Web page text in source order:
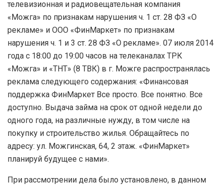
телевизионная и радиовещательная компания
«Можга» по признакам нарушения ч. 1 ст. 28 ФЗ «О
рекламе» и ООО «ФинМаркет» по признакам
нарушения ч. 1 и 3 ст. 28 ФЗ «О рекламе». 07 июля 2014
года с 18:00 до 19:00 часов на телеканалах ТРК
«Можга» и «ТНТ» (8 ТВК) в г. Можге распространялась
реклама следующего содержания: «Финансовая
поддержка ФинМаркет Все просто. Все понятно. Все
доступно. Выдача займа на срок от одной недели до
одного года, на различные нужду, в том числе на
покупку и строительство жилья. Обращайтесь по
адресу: ул. Можгинская, 64, 2 этаж. «ФинМаркет»
планируй будущее с нами».
При рассмотрении дела было установлено, в данном